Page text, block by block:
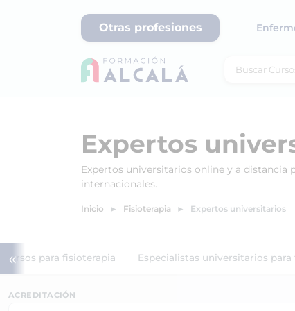
Otras profesiones
Expertos
Expertos universitarios online y a distancia
internacionales.
Inicio Fisioterapia Expertos universitarios
«
Cursos para fisioterapia Especialistas universitarios para
ACREDITACIÓN